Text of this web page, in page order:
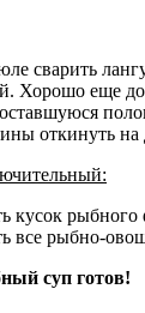
сварить
Хорошо еще
откинуть
кусок
все рыбно-
суп готов!